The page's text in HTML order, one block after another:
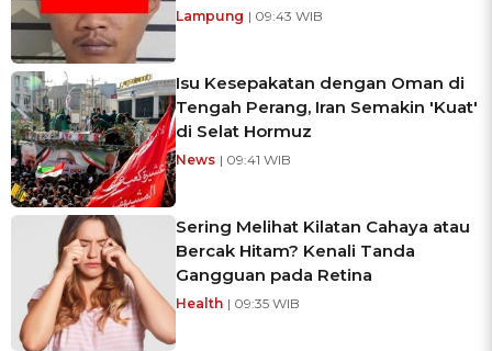
Lampung | 09:43 WIB
Isu Kesepakatan dengan Oman di
Tengah Perang, Iran Semakin 'Kuat'
di Selat Hormuz
News | 09:41 WIB
Sering Melihat Kilatan Cahaya atau
Bercak Hitam? Kenali Tanda
Gangguan pada Retina
Health | 09:35 WIB